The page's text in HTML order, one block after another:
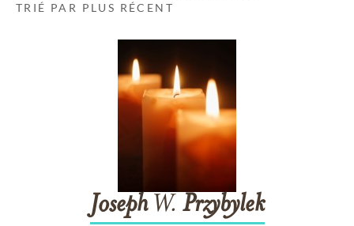
TRIÉ PAR PLUS RÉCENT
JosephW. Przybylek